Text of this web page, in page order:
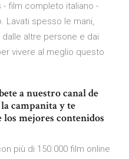
- film completo italiano -
Lavati spesso le mani,
altre persone e dai
vivere al meglio questo
a nuestro canal de
campanita y te
mejores contenidos
più di 150.000 film online